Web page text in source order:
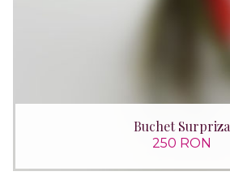
Buchet Surpriza
250 RON